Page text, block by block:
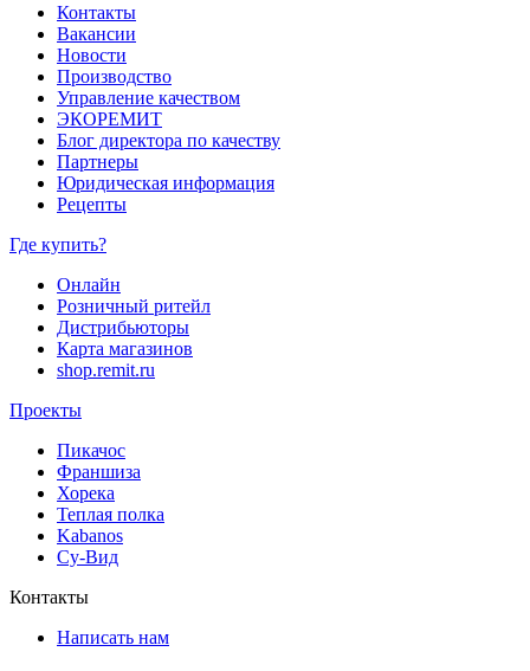
Контакты
Вакансии
Новости
Производство
Управление качеством
ЭКОРЕМИТ
Блог директора по качеству
Партнеры
Юридическая информация
Рецепты
Где купить?
Онлайн
Розничный ритейл
Дистрибьюторы
Карта магазинов
shop.remit.ru
Проекты
Пикачос
Франшиза
Хорека
Теплая полка
Kabanos
Су-Вид
Контакты
Написать нам